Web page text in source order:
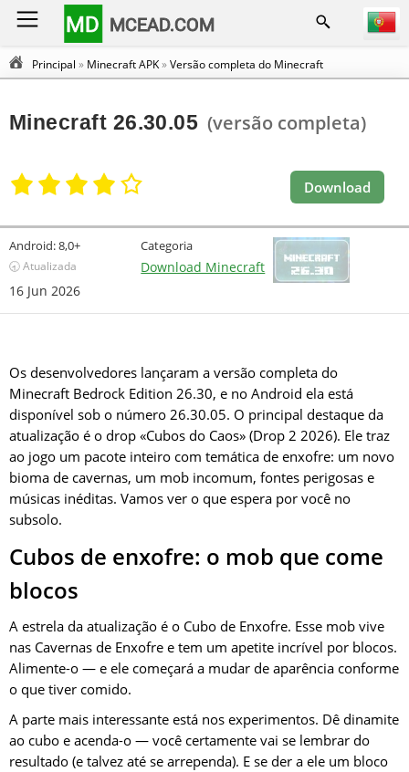
MD MCEAD.COM
Principal » Minecraft APK»Versão completa do Minecraft
Minecraft 26.30.05 (versão completa)
Download
Android:8,0+
🕣 Atualizada
16 Jun 2026
Categoria
Download Minecraft
Os desenvolvedores lançaram a versão completa do
Minecraft Bedrock Edition 26.30, e no Android ela está
disponível sob o número 26.30.05. O principal destaque da
atualização é o drop «Cubos do Caos» (Drop 2 2026). Ele traz
ao jogo um pacote inteiro com temática de enxofre: um novo
bioma de cavernas, um mob incomum, fontes perigosas e
músicas inéditas. Vamos ver o que espera por você no
subsolo.
Cubos de enxofre: o mob que come
blocos
A estrela da atualização é o Cubo de Enxofre. Esse mob vive
nas Cavernas de Enxofre e tem um apetite incrível por blocos.
Alimente-o — e ele começará a mudar de aparência conforme
o que tiver comido.
A parte mais interessante está nos experimentos. Dê dinamite
ao cubo e acenda-o — você certamente vai se lembrar do
resultado (e talvez até se arrependa). E se der a ele um bloco